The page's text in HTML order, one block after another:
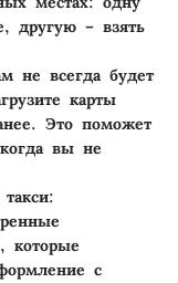
другую – взять
не всегда будет
карты
Это поможет
вы не
:
которые
с